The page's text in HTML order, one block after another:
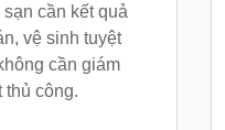
cần kết quả
vệ sinh tuyệt
cần giám
thủ công.